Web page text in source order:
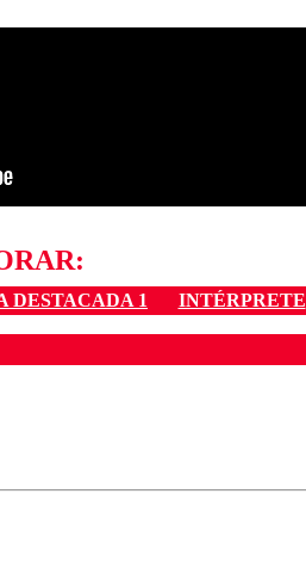
DESTACADA 1 INTÉRPRETE